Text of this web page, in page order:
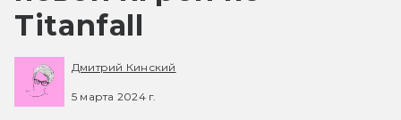
Titanfall
Дмитрий Кинский
5 марта 2024 г.